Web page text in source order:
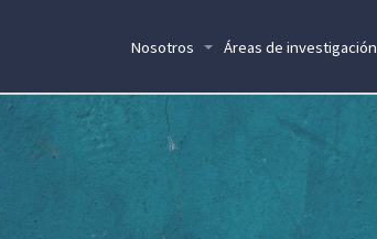
Nosotros Áreas de investigación